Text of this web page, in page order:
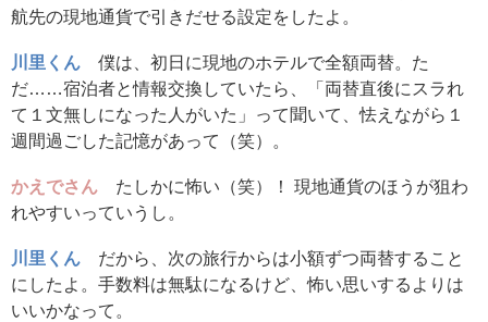
航先の現地通貨で引きだせる設定をしたよ。
川里くん 僕は、初日に現地のホテルで全額両替。た
だ……宿泊者と情報交換していたら、「両替直後にスラれ
て１文無しになった人がいた」って聞いて、怯えながら１
週間過ごした記憶があって（笑）。
かえでさん たしかに怖い（笑）！ 現地通貨のほうが狙わ
れやすいっていうし。
川里くん だから、次の旅行からは小額ずつ両替すること
にしたよ。手数料は無駄になるけど、怖い思いするよりは
いいかなって。